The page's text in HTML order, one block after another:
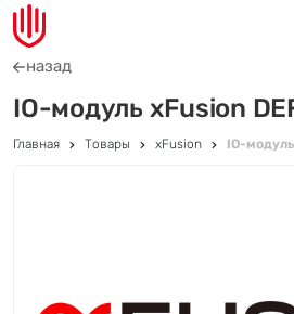
назад
IO-модуль xFusion
Главная Товары xFusion IO-